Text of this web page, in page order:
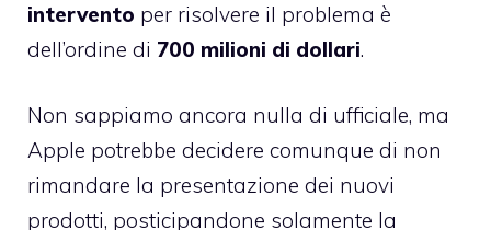
intervento per risolvere il problema è
dell’ordine di 700 milioni di dollari.
Non sappiamo ancora nulla di ufficiale, ma
Apple potrebbe decidere comunque di non
rimandare la presentazione dei nuovi
prodotti, posticipandone solamente la